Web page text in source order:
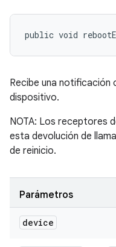
public void
Recibe una notificación
dispositivo.
NOTA: Los receptores
esta devolución de
de reinicio.
Parámetros
device